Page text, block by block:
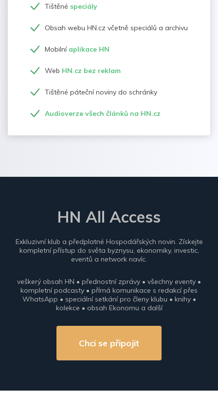
Tištěné speciály
Obsah webu HN.cz včetně speciálů a archivu
Mobilní aplikace HN
Web HN.cz bez reklam
Tištěné páteční noviny do schránky
Audioverze všech článků na HN.cz
HN All Access
Exkluzivní klub a předplatné Hospodářských novin. Získejte
kompletní přístup do světa byznysu, ekonomiky, investic,
eventů a network navíc.
veškerý obsah HN • přednostní zprávy • všechny eventy •
kompletní podcasty • přímá komunikace s redakcí přes
WhatsApp • speciální setkání pro členy klubu • knihy •
kolekce • obsah Ekonomu a další
Chci se připojit